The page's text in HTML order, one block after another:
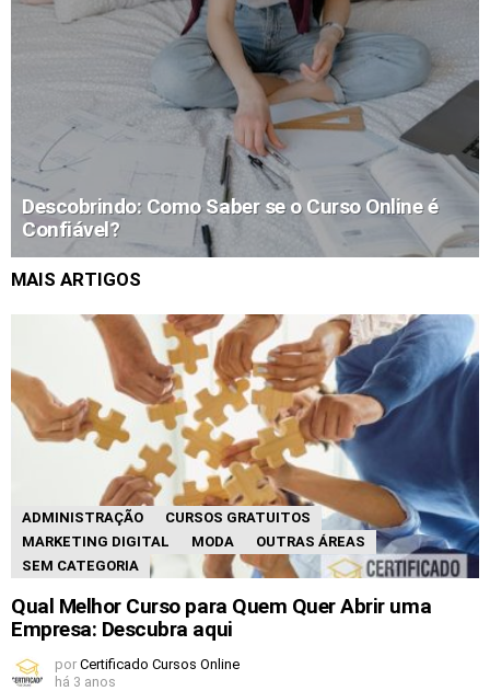
Descobrindo: Como Saber se o Curso Online é
Confiável?
MAIS ARTIGOS
ADMINISTRAÇÃO
CURSOS GRATUITOS
MARKETING DIGITAL
MODA
OUTRAS ÁREAS
SEM CATEGORIA
Qual Melhor Curso para Quem Quer Abrir uma
Empresa: Descubra aqui
por Certificado Cursos Online
há 3 anos